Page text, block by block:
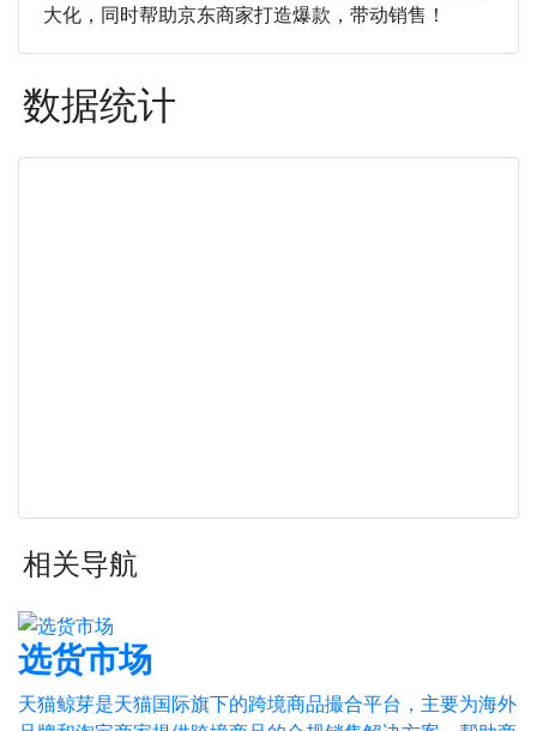
大化，同时帮助京东商家打造爆款，带动销售！
数据统计
相关导航
选货市场
天猫鲸芽是天猫国际旗下的跨境商品撮合平台，主要为海外